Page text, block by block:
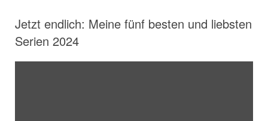
Jetzt endlich: Meine fünf besten und liebsten
Serien 2024